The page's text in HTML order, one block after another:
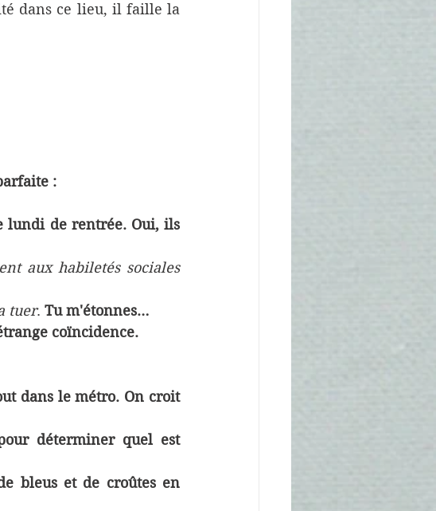
dans ce lieu, il faille la
:
lundi de rentrée. Oui, ils
aux habiletés sociales
tuer. Tu m'étonnes…
coïncidence.
dans le métro. On croit
déterminer quel est
bleus et de croûtes en